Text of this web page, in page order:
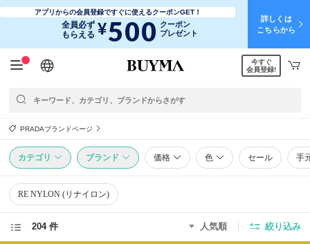
アプリからの会員登録ですぐに使えるクーポンGET！
全員必ず
もらえる ¥500 クーポン
プレゼント
詳しくは
こちらから
日本語
English
简体中文
繁體中文
今すぐ
会員登録!
PRADAブランドページ
カテゴリ ブランド 価格 色 セール 手
RE NYLON (リナイロン)
204 件 人気順 絞り込み